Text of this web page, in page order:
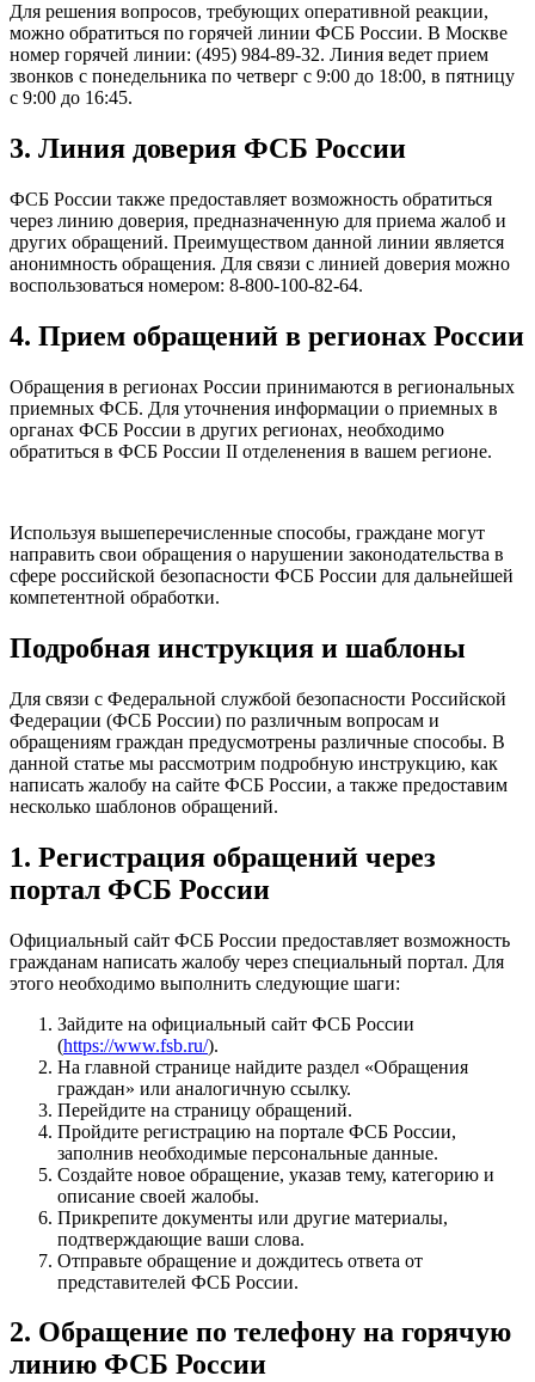
Для решения вопросов, требующих оперативной реакции,
можно обратиться по горячей линии ФСБ России. В Москве
номер горячей линии: (495) 984-89-32. Линия ведет прием
звонков с понедельника по четверг с 9:00 до 18:00, в пятницу
с 9:00 до 16:45.
3. Линия доверия ФСБ России
ФСБ России также предоставляет возможность обратиться
через линию доверия, предназначенную для приема жалоб и
других обращений. Преимуществом данной линии является
анонимность обращения. Для связи с линией доверия можно
воспользоваться номером: 8-800-100-82-64.
4. Прием обращений в регионах России
Обращения в регионах России принимаются в региональных
приемных ФСБ. Для уточнения информации о приемных в
органах ФСБ России в других регионах, необходимо
обратиться в ФСБ России II отделенения в вашем регионе.
Используя вышеперечисленные способы, граждане могут
направить свои обращения о нарушении законодательства в
сфере российской безопасности ФСБ России для дальнейшей
компетентной обработки.
Подробная инструкция и шаблоны
Для связи с Федеральной службой безопасности Российской
Федерации (ФСБ России) по различным вопросам и
обращениям граждан предусмотрены различные способы. В
данной статье мы рассмотрим подробную инструкцию, как
написать жалобу на сайте ФСБ России, а также предоставим
несколько шаблонов обращений.
1. Регистрация обращений через
портал ФСБ России
Официальный сайт ФСБ России предоставляет возможность
гражданам написать жалобу через специальный портал. Для
этого необходимо выполнить следующие шаги:
Зайдите на официальный сайт ФСБ России
(https://www.fsb.ru/).
На главной странице найдите раздел «Обращения
граждан» или аналогичную ссылку.
Перейдите на страницу обращений.
Пройдите регистрацию на портале ФСБ России,
заполнив необходимые персональные данные.
Создайте новое обращение, указав тему, категорию и
описание своей жалобы.
Прикрепите документы или другие материалы,
подтверждающие ваши слова.
Отправьте обращение и дождитесь ответа от
представителей ФСБ России.
2. Обращение по телефону на горячую
линию ФСБ России